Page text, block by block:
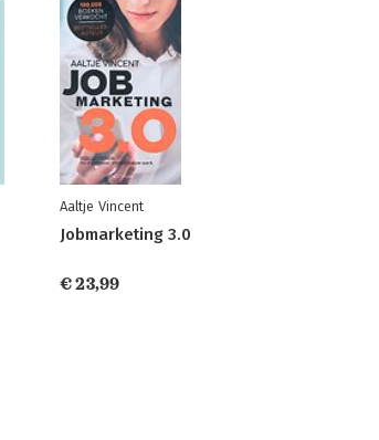
Aaltje Vincent
Jobmarketing 3.0
€ 23,99